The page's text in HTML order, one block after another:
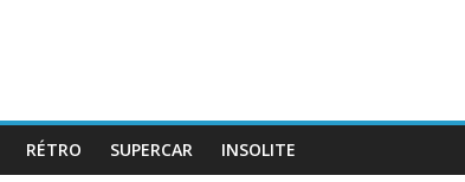
RÉTRO SUPERCAR INSOLITE